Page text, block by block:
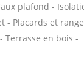
plafond -
Placards et
Terrasse en bois -